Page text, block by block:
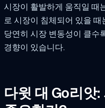
시장이 활발하게 움직일 때
로 시장이 침체되어 있을
당연히 시장 변동성이 클수
경향이 있습니다.
다윗 대 Go리앗